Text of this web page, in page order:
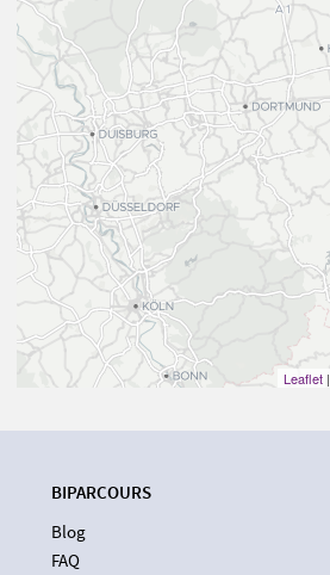
Leaflet
BIPARCOURS
Blog
FAQ